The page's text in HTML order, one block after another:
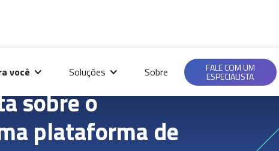
você Soluções Sobre FALE COM UM
ESPECIALISTA
Saiba mais em nossas
Políticas de
Privacidade.
sobre o
plataforma de